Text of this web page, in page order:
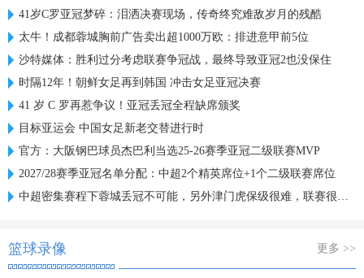
41岁C罗亚冠梦碎：泪洒决赛现场，传奇终究难敌岁月的残酷
太牛！成都蓉城胸前广告卖出超1000万欧：排进意甲前5位
沙特媒体：胜利过分考虑联赛争冠战，最终导致亚冠2也没保住
时隔12年！朝鲜女足再到韩国 冲击女足亚冠决赛
41 岁 C 罗再惹争议！亚冠丢冠全程缺席颁奖
目标亚运会 中国女足新老交替进行时
官方：大阪钢巴球员杰巴利当选25-26赛季亚冠二级联赛MVP
2027/28赛季亚冠名单分配：中超2个精英席位+1个二级联赛席位
中超密集赛程下蓉城丢冠不可能，另外津门虎保级很难，联赛很无聊
篮球录像 更多 >>